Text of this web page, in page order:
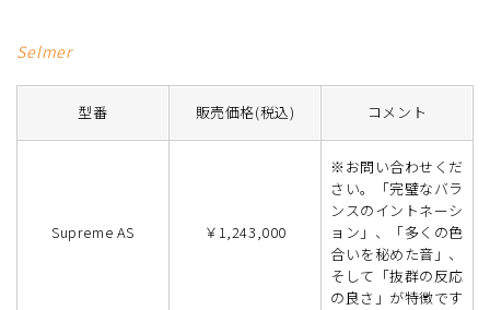
Selmer
型番 販売価格(税込) コメント
Supreme AS ￥1,243,000
※お問い合わせくだ
さい。「完璧なバラ
ンスのイントネーシ
ョン」、「多くの色
合いを秘めた音」、
そして「抜群の反応
の良さ」が特徴です